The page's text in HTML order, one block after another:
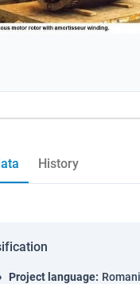
History
Project language: